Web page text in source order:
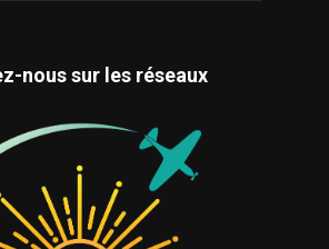
nous sur les réseaux